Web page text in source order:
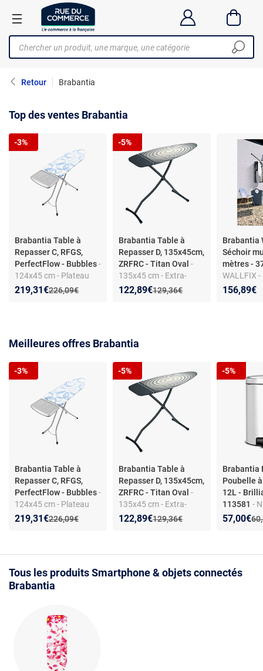
Retour Brabantia
Top des ventes Brabantia
Brabantia Table à
Repasser C, RFGS,
PerfectFlow - Bubbles-
124x45 cm - Plateau
extra-stable -Ancien prix :
226,09€
Nouveau prix :
219,31€
Réduction de :
-3%
Brabantia Table à
Repasser D, 135x45cm,
ZRFRC - Titan Oval -
135x45 cm - Extra-
solide et plateau stable
Ancien prix :
129,36€
Nouveau prix :
122,89€
Réduction de :
-5%
Brabantia
Séchoir
mètres -
WALLFIX -
mural - 24
156,89€
Meilleures offres Brabantia
Brabantia Table à
Repasser C, RFGS,
PerfectFlow - Bubbles-
124x45 cm - Plateau
extra-stable -Ancien prix :
226,09€
Nouveau prix :
219,31€
Réduction de :
-3%
Brabantia Table à
Repasser D, 135x45cm,
ZRFRC - Titan Oval -
135x45 cm - Extra-
solide et plateau stable
Ancien prix :
129,36€
Nouveau prix :
122,89€
Réduction de :
-5%
Brabantia
Poubelle
12L -
113581 -
Poubelle à
Nouveau
57,00€
-5%
Tous les produits Smartphone & objets connectés
Brabantia